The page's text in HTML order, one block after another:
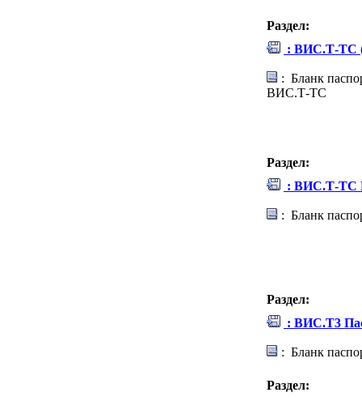
Раздел:
: ВИС.Т-ТС
: Бланк
ВИС.Т-ТС
Раздел:
: ВИС.Т-ТС
: Бланк
Раздел:
: ВИС.Т3
: Бланк
Раздел: